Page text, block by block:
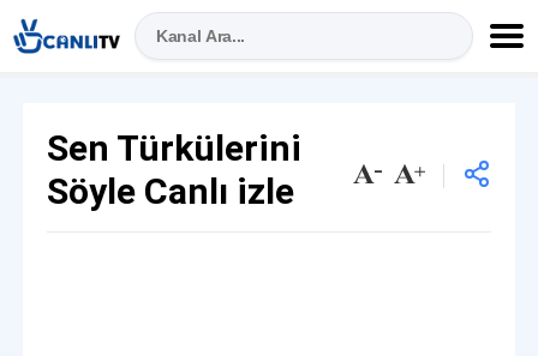
Sen Türkülerini
Söyle Canlı izle